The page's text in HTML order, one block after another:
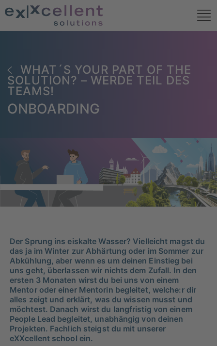
WHAT´S YOUR PART OF THE
SOLUTION? – WERDE TEIL DES
TEAMS!
ONBOARDING
Der Sprung ins eiskalte Wasser? Vielleicht magst du
das ja im Winter zur Abhärtung oder im Sommer zur
Abkühlung, aber wenn es um deinen Einstieg bei
uns geht, überlassen wir nichts dem Zufall. In den
ersten 3 Monaten wirst du bei uns von einem
Mentor oder einer Mentorin begleitet, welche:r dir
alles zeigt und erklärt, was du wissen musst und
möchtest. Danach wirst du langfristig von einem
People Lead begleitet, unabhängig von deinen
Projekten. Fachlich steigst du mit unserer
eXXcellent school ein.